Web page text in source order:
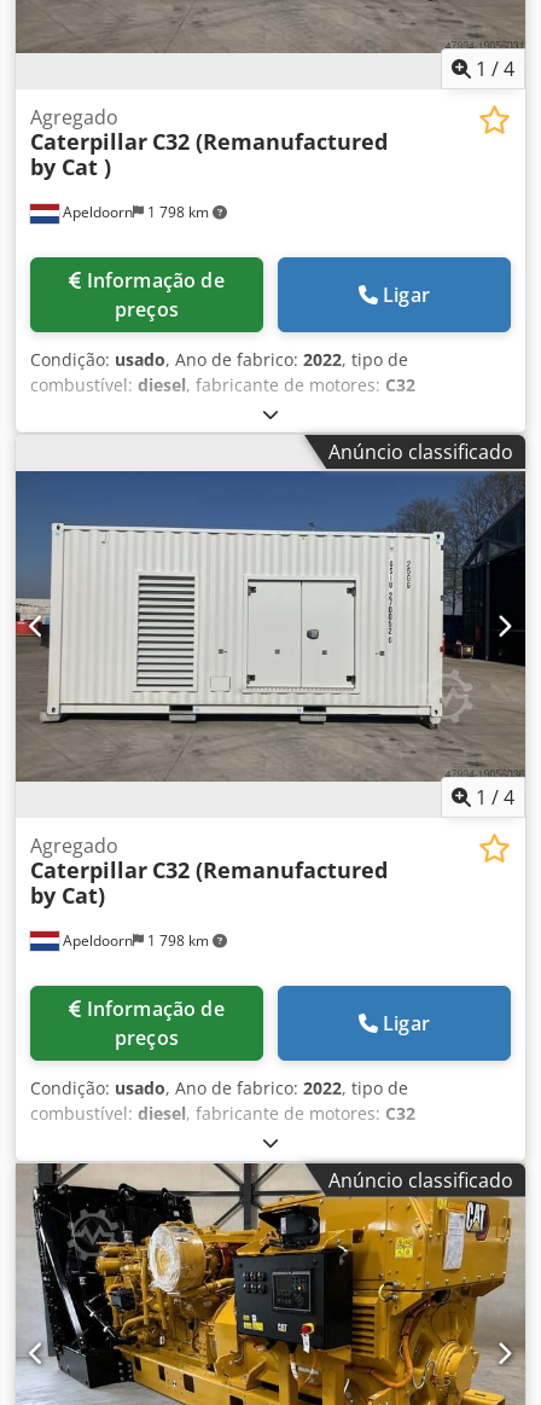
1 /4
Apeldoorn 1 798 km
Agregado
Caterpillar C32 (Remanufactured
by Cat )
preços
Ligar
Condição: usado, Ano de fabrico: 2022, tipo de
combustível: diesel, fabricante de motores: C32
, Uso pretendido: Construção
Peso vazio: 9.000 kg Potência do gerador: 1.250 kVA
Credpfx Ajwgvp Ujhuef Dimensões para transporte (C x L x
A): cubo alto de 6 m Entre em contato com o Departamento
de Vendas para mais informações. Mais de 85 anos de
experiência em vendas na Holanda. Uma equipe de
especialistas dedicada a encontrar soluções
personalizadas para as suas necessidades. Garantia de
1.000 horas ou 1 ano: tranquilidade ideal. Disponível 24
horas por dia, 7 dias por semana. Serviço rápido. Grande
estoque, disponível para entrega imediata.
Anúncio classificado
1 /4
Apeldoorn 1 798 km
Agregado
Caterpillar C32 (Remanufactured
by Cat)
preços
Ligar
Condição: usado, Ano de fabrico: 2022, tipo de
combustível: diesel, fabricante de motores: C32
, Objetivo: Construção
Crsdpowgvqfefx Ahuof Peso vazio: 18.221 kg Potência do
gerador: 1.250 kVA Dimensões de transporte (C x L x A):
contêiner HC de 20 pés Entre em contato com o
Departamento de Vendas para obter mais informações.
Mais de 85 anos de experiência em vendas na Holanda.
Uma equipe de especialistas buscando soluções
individuais para suas necessidades. 1000 horas ou 1 ano
de garantia: segurança ideal. Disponível 24 horas por dia,
sete dias por semana. Serviço rápido. Grande estoque,
disponível para entrega imediata.
Anúncio classificado